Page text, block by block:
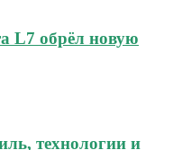
L7 обрёл новую
технологии и